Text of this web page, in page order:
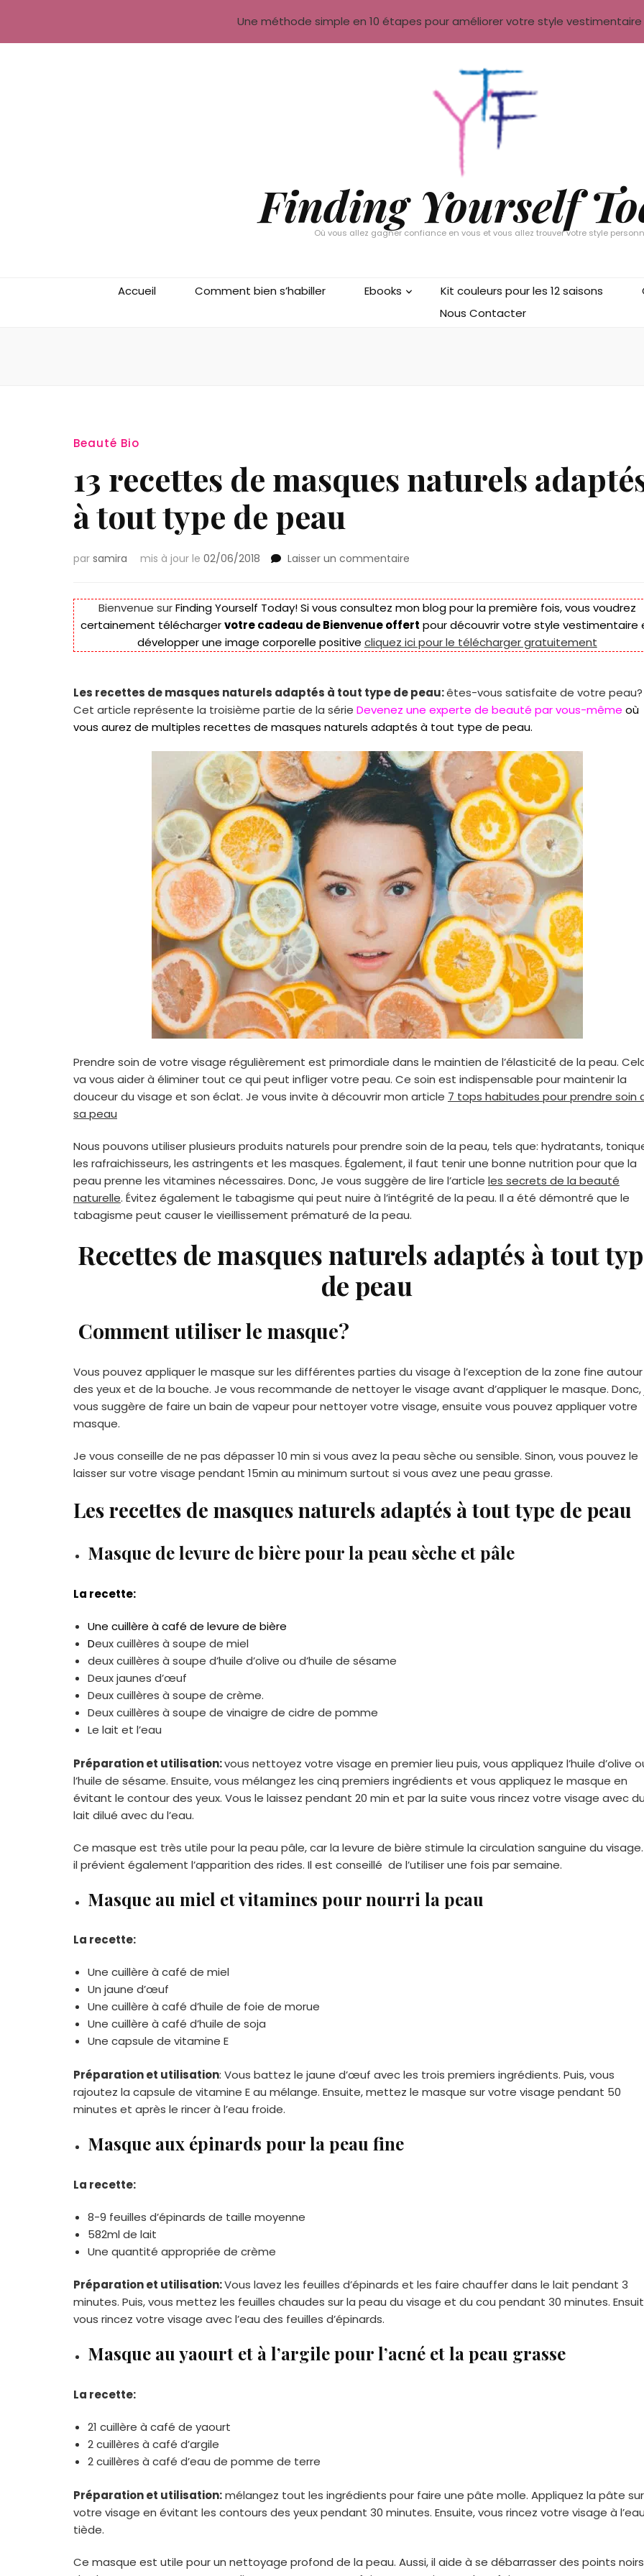
Guides Nous Contacter
Finding Yourself
Où vous allez gagner confiance en vous et vous allez trouver votre style
Accueil Comment bien s’habiller Ebooks Kit couleurs pour les 12 saisons
Nous Contacter
Beauté Bio
13 recettes de masques naturels
à tout type de peau
par samira mis à jour le 02/06/2018 Laisser un commentaire
de
masques
naturels
adaptés
type
de
peau
Bienvenue surFinding Yourself Today!Si vous consultez mon blog pour la première fois, vous voudrez
certainement téléchargervotre cadeau de Bienvenue offert pour découvrir votre style vestimentaire
développer une image corporelle positive cliquez ici pour le télécharger gratuitement
Les recettes de masques naturels adaptés à tout type de peau:êtes-vous satisfaite de votre peau?
Cet article représente la troisième partie de la série Devenez une experte de beauté par vous-même où
vous aurez de multiples recettes de masques naturels adaptés à tout type de peau.
Prendre soin de votre visage régulièrement est primordiale dans le maintien de l’élasticité de la peau.
va vous aider à éliminer tout ce qui peut infliger votre peau. Ce soin est indispensable pour maintenir la
douceur du visage et son éclat. Je vous invite à découvrir mon article 7 tops habitudes pour prendre soin
sa peau
Nous pouvons utiliser plusieurs produits naturels pour prendre soin de la peau, tels que: hydratants,
les rafraichisseurs, les astringents et les masques. Également, il faut tenir une bonne nutrition pour que la
peau prenne les vitamines nécessaires. Donc, Je vous suggère de lire l’article les secrets de la beauté
naturelle. Évitez également le tabagisme qui peut nuire à l’intégrité de la peau. Il a été démontré que le
tabagisme peut causer le vieillissement prématuré de la peau.
Recettes de masques naturels adaptés à tout
de peau
Comment utiliser le masque?
Vous pouvez appliquer le masque surles différentes parties du visage à l’exception de la zone fine autour
des yeux et de la bouche. Je vous recommande de nettoyer le visage avant d’appliquer le masque. Donc,
vous suggère de faire un bain de vapeur pour nettoyer votre visage, ensuite vous pouvez appliquer votre
masque.
Je vous conseille de ne pas dépasser 10 min si vous avez la peau sèche ou sensible. Sinon, vous pouvez le
laisser sur votre visage pendant 15min au minimum surtout si vous avez une peau grasse.
Les recettes de masques naturels adaptés à tout type de peau
Masque de levure de bière pour la peau sèche et pâle
La recette:
Une cuillère à café de levure de bière
Deux cuillères à soupe de miel
deuxcuillères à soupe d’huile d’olive ou d’huile de sésame
Deux jaunes d’œuf
Deux cuillères à soupe de crème.
Deux cuillères à soupe de vinaigre de cidre de pomme
Le lait et l’eau
Préparation et utilisation:vous nettoyez votre visage en premier lieu puis, vous appliquez l’huile d’olive
l’huile de sésame. Ensuite, vous mélangez les cinq premiers ingrédients et vous appliquez le masque en
évitant le contour des yeux. Vous le laissez pendant 20 min et par la suite vous rincez votre visage avec du
lait dilué avec du l’eau.
Ce masque est très utile pour la peau pâle, car la levure de bière stimule la circulation sanguine du visage.
il prévient également l’apparition des rides. Il est conseillé de l’utiliser une fois par semaine.
Masque au miel et vitamines pour nourri la peau
La recette:
Une cuillère à café de miel
Un jaune d’œuf
Une cuillère à café d’huile de foie de morue
Une cuillère à café d’huile de soja
Une capsule de vitamine E
Préparation et utilisation: Vous battez le jaune d’œuf avec les trois premiers ingrédients. Puis, vous
rajoutez la capsule de vitamine E au mélange. Ensuite, mettez le masque sur votre visage pendant 50
minutes et après le rincer à l’eau froide.
Masque aux épinards pour la peau fine
La recette:
8-9 feuilles d’épinards de taille moyenne
582ml de lait
Une quantité appropriée de crème
Préparation et utilisation:Vous lavez les feuilles d’épinards et les faire chauffer dans le lait pendant 3
minutes. Puis, vous mettez les feuilles chaudes sur la peau du visage et du cou pendant 30 minutes.
vous rincez votre visage avec l’eau des feuilles d’épinards.
Masque au yaourt et à l’argile pour l’acné et la peau grasse
La recette:
21 cuillère à café de yaourt
2 cuillères à café d’argile
2 cuillères à café d’eau de pomme de terre
Préparation et utilisation:mélangez tout les ingrédients pour faire une pâte molle. Appliquez la pâte sur
votre visage en évitant les contours des yeux pendant 30 minutes. Ensuite, vous rincez votre visage à l’eau
tiède.
Ce masque est utile pour un nettoyage profond de la peau. Aussi, il aide à se débarrasser des points
Une méthode simple en 10 étapes pour améliorer votre style vestimentaire